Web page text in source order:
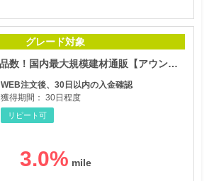
グレード対象
25万点を超える品数！国内最大規模建材通販【アウンワークス】
WEB注文後、30日以内の入金確認
獲得期間： 30日程度
リピート可
3.0%